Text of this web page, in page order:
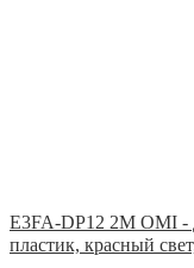
E3FA-DP12 2M OMI -
пластик, красный